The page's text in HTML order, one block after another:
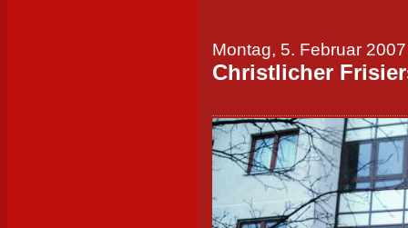
Montag, 5. Februar 2007
Christlicher